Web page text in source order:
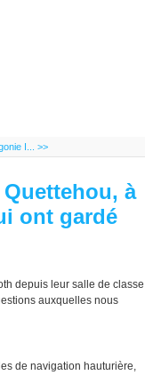
I... >>
à
ont gardé
depuis leur salle de classe
auxquelles nous
de navigation hauturière,